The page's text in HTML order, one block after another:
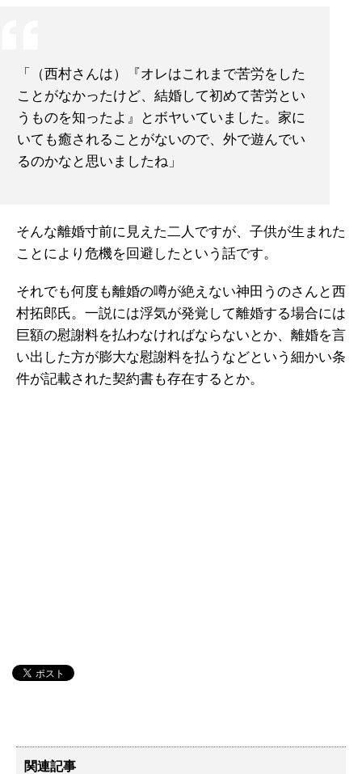
「（西村さんは）『オレはこれまで苦労をした
ことがなかったけど、結婚して初めて苦労とい
うものを知ったよ』とボヤいていました。家に
いても癒されることがないので、外で遊んでい
るのかなと思いましたね」
そんな離婚寸前に見えた二人ですが、子供が生まれた
ことにより危機を回避したという話です。
それでも何度も離婚の噂が絶えない神田うのさんと西
村拓郎氏。一説には浮気が発覚して離婚する場合には
巨額の慰謝料を払わなければならないとか、離婚を言
い出した方が膨大な慰謝料を払うなどという細かい条
件が記載された契約書も存在するとか。
関連記事